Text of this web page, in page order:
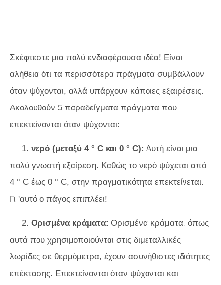
Σκέφτεστε μια πολύ ενδιαφέρουσα ιδέα! Είναι
αλήθεια ότι τα περισσότερα πράγματα συμβάλλουν
όταν ψύχονται, αλλά υπάρχουν κάποιες εξαιρέσεις.
Ακολουθούν 5 παραδείγματα πράγματα που
επεκτείνονται όταν ψύχονται:
1. νερό (μεταξύ 4 ° C και 0 ° C): Αυτή είναι μια
πολύ γνωστή εξαίρεση. Καθώς το νερό ψύχεται από
4 ° C έως 0 ° C, στην πραγματικότητα επεκτείνεται.
Γι 'αυτό ο πάγος επιπλέει!
2. Ορισμένα κράματα: Ορισμένα κράματα, όπως
αυτά που χρησιμοποιούνται στις διμεταλλικές
λωρίδες σε θερμόμετρα, έχουν ασυνήθιστες ιδιότητες
επέκτασης. Επεκτείνονται όταν ψύχονται και